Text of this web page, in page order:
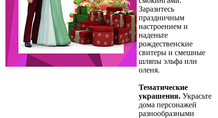
Заразитесь
праздничным
настроением и
наденьте
рождественские
свитеры и смешные
шляпы эльфа или
оленя.
Тематические
украшения. Украсьте
дома персонажей
разнообразными